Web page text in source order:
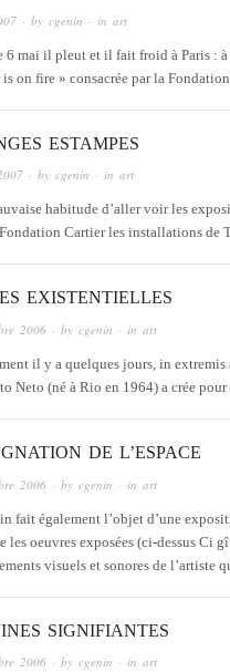
· by cgenin · in art
6 mai il pleut et il fait froid à Paris :
is on fire » consacrée par la
ESTAMPES
· by cgenin · in art
habitude d’aller voir les
Cartier les installations de
EXISTENTIELLES
2006 · by cgenin · in art
il y a quelques jours, in
Neto (né à Rio en 1964) a crée
DE L’ESPACE
2006 · by cgenin · in art
fait également l’objet d’une
les oeuvres exposées (ci-dessus Ci
visuels et sonores de l’artiste
SIGNIFIANTES
2006 · by cgenin · in art